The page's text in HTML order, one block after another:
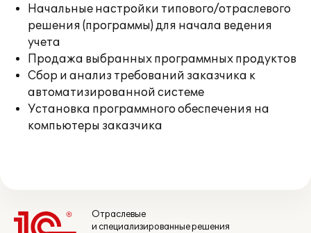
Начальные настройки типового/отраслевого
решения (программы) для начала ведения
учета
Продажа выбранных программных продуктов
Сбор и анализ требований заказчика к
автоматизированной системе
Установка программного обеспечения на
компьютеры заказчика
Отраслевые
и специализированные решения